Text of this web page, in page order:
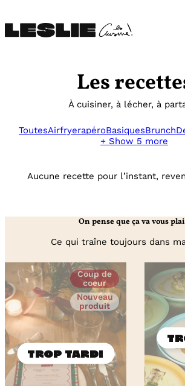
au
contenu
Les
À cuisiner, à lécher, à
ToutesAirfryerapéroBasiquesBrunch
+ Show 5 more
Aucune recette pour l’instant,
On pense que ça va vous
Ce qui traîne toujours dans
Coup de
coeur
Nouveau
produit